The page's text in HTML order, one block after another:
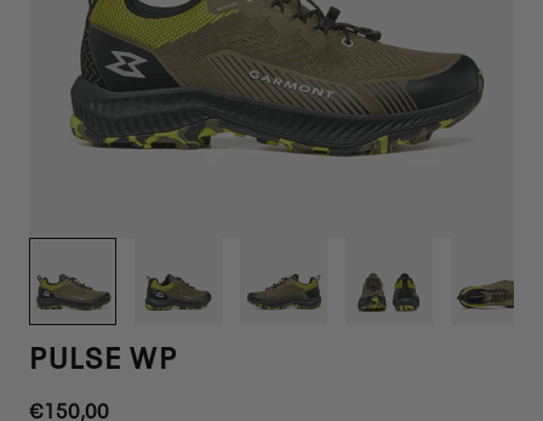
PULSE WP
Regulärer
€150,00